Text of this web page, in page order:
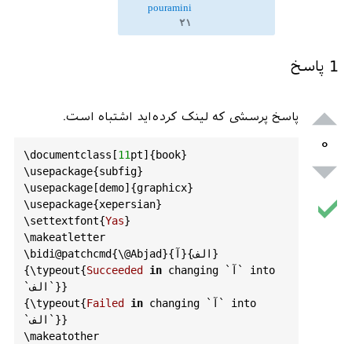
		\
label{fig1b}
	\
caption{رویکرد طراحی به مسئله
طبقه‌بندی}
\end{figure}
\end{document }
pouramini
۲۱
1 پاسخ
۰
پاسخ پرسشی که لینک کرده‌اید اشتباه است.
\documentclass [11pt]{book}
\usepackage{subfig}
\usepackage[demo]{graphicx}
\usepackage{xepersian}
\settextfont{Yas}
\makeatletter
\bidi@patchcmd{\@Abjad}{آ}{الف}
{\typeout{Succeeded in changing `آ` into
`الف`}}
{\typeout{Failed in changing `آ` into
`الف`}}
\makeatother